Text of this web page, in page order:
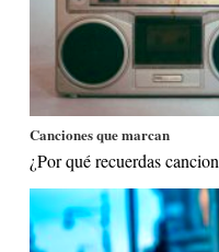
Canciones que marcan
¿Por qué recuerdas